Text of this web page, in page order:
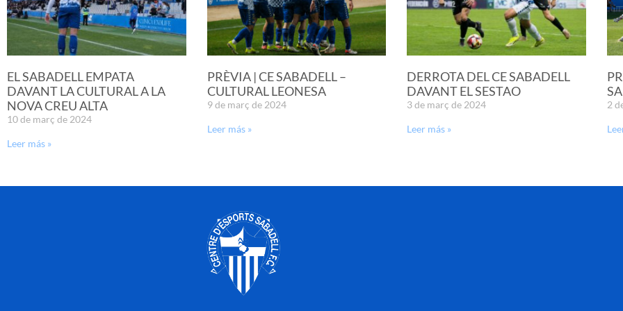
EL SABADELL EMPATA
DAVANT LA CULTURAL A LA
NOVA CREU ALTA
10 de març de 2024
Leer más »
PRÈVIA | CE SABADELL –
CULTURAL LEONESA
9 de març de 2024
Leer más »
DERROTA DEL CE SABADELL
DAVANT EL SESTAO
3 de març de 2024
Leer más »
2